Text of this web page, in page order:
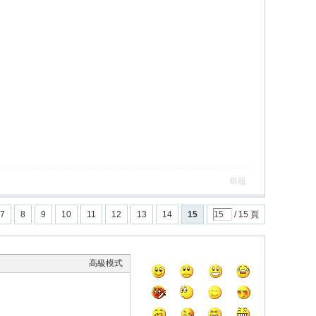
舉報
7 8 9 10 11 12 13 14 15 / 15 頁
高級模式